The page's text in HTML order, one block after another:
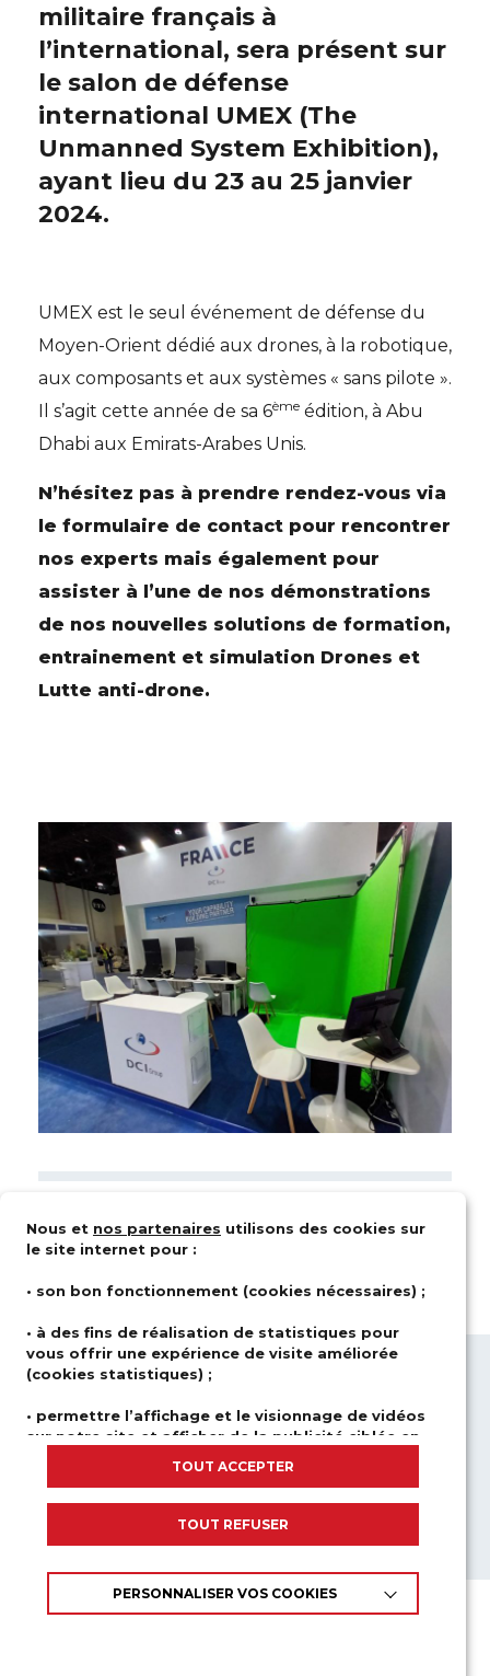
militaire français à
l’international, sera présent sur
le salon de défense
international UMEX (The
Unmanned System Exhibition),
ayant lieu du 23 au 25 janvier
2024.
UMEX est le seul événement de défense du
Moyen-Orient dédié aux drones, à la robotique,
aux composants et aux systèmes « sans pilote ».
Il s’agit cette année de sa 6ème édition, à Abu
Dhabi aux Emirats-Arabes Unis.
N’hésitez pas à prendre rendez-vous via
le formulaire de contact pour rencontrer
nos experts mais également pour
assister à l’une de nos démonstrations
de nos nouvelles solutions de formation,
entrainement et simulation Drones et
Lutte anti-drone.
QUI SOMMES-NOUS ?
DOMAINESD’ACTIVITÉS
SOLUTIONS
CARRIÈRE
NEWSROOM
NOUS CONTACTER
INSCRIPTIONS À NOS FORMATIONS
APPELS D’OFFRES
Mentionslégaleset utilisation du site
Nous et nos partenaires utilisons des cookies sur
le site internet pour :
• son bon fonctionnement (cookies nécessaires) ;
• à des fins de réalisation de statistiques pour
vous offrir une expérience de visite améliorée
(cookies statistiques) ;
• permettre l’affichage et le visionnage de vidéos
sur notre site et afficher de la publicité ciblée en
Nous ne déposons aucun cookie si vous n’y avez pas
En cliquant sur «TOUT ACCEPTER», vous consentez à
TOUT ACCEPTER
TOUT REFUSER
PERSONNALISER VOS COOKIES